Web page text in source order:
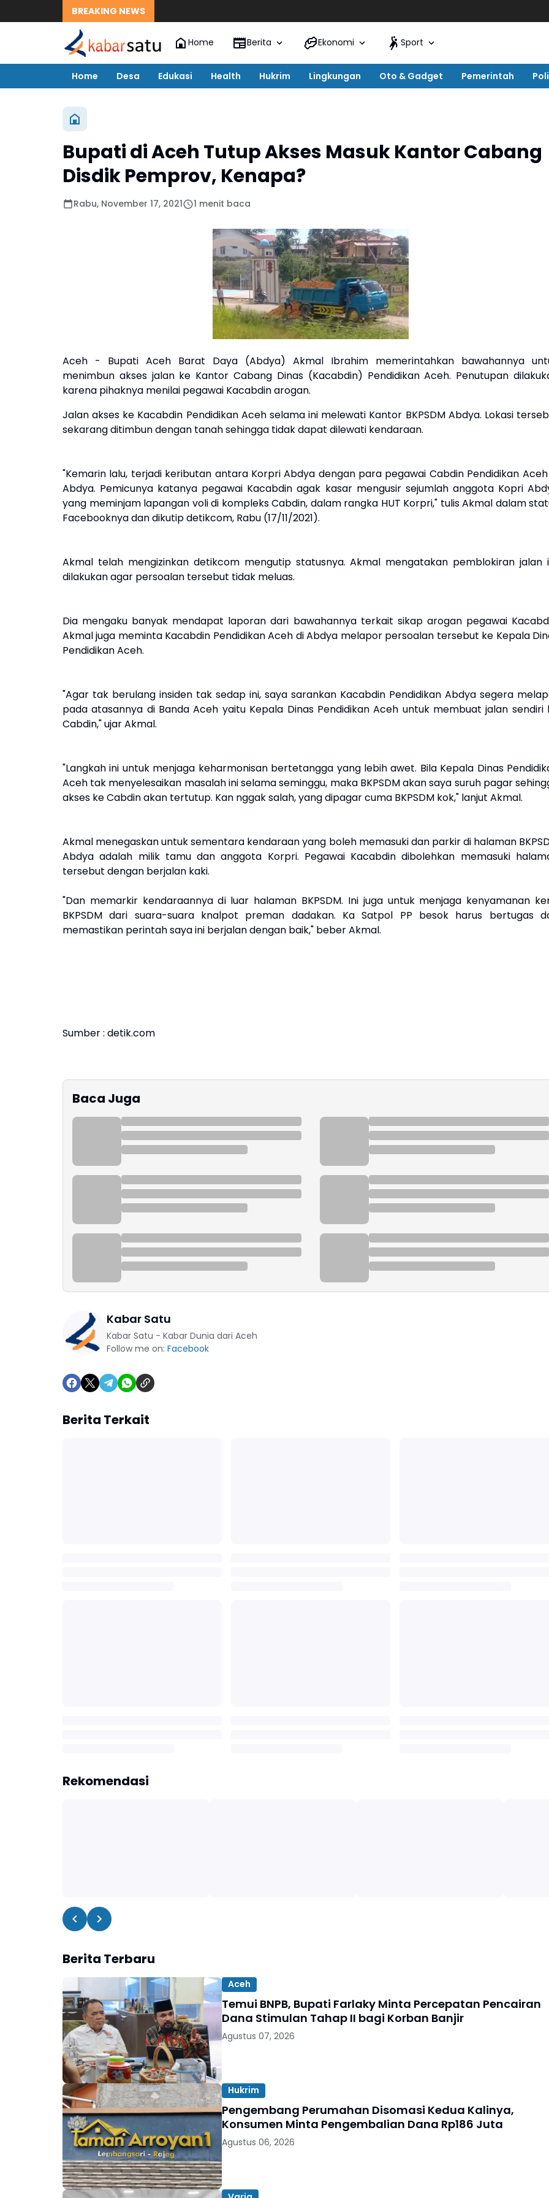
BREAKING NEWS
Home Berita Ekonomi Sport
Home Desa Edukasi Health Hukrim Lingkungan Oto & Gadget Pemerintah
Bupati di Aceh Tutup Akses Masuk Kantor Cabang
Disdik Pemprov, Kenapa?
Rabu, November 17, 2021 1 menit baca
Aceh - Bupati Aceh Barat Daya (Abdya) Akmal Ibrahim memerintahkan bawahannya
menimbun akses jalan ke Kantor Cabang Dinas (Kacabdin) Pendidikan Aceh. Penutupan
karena pihaknya menilai pegawai Kacabdin arogan.
Jalan akses ke Kacabdin Pendidikan Aceh selama ini melewati Kantor BKPSDM Abdya. Lokasi
sekarang ditimbun dengan tanah sehingga tidak dapat dilewati kendaraan.
"Kemarin lalu, terjadi keributan antara Korpri Abdya dengan para pegawai Cabdin Pendidikan
Abdya. Pemicunya katanya pegawai Kacabdin agak kasar mengusir sejumlah anggota Kopri
yang meminjam lapangan voli di kompleks Cabdin, dalam rangka HUT Korpri," tulis Akmal dalam
Facebooknya dan dikutip detikcom, Rabu (17/11/2021).
Akmal telah mengizinkan detikcom mengutip statusnya. Akmal mengatakan pemblokiran jalan
dilakukan agar persoalan tersebut tidak meluas.
Dia mengaku banyak mendapat laporan dari bawahannya terkait sikap arogan pegawai
Akmal juga meminta Kacabdin Pendidikan Aceh di Abdya melapor persoalan tersebut ke Kepala
Pendidikan Aceh.
"Agar tak berulang insiden tak sedap ini, saya sarankan Kacabdin Pendidikan Abdya segera
pada atasannya di Banda Aceh yaitu Kepala Dinas Pendidikan Aceh untuk membuat jalan sendiri
Cabdin," ujar Akmal.
"Langkah ini untuk menjaga keharmonisan bertetangga yang lebih awet. Bila Kepala Dinas
Aceh tak menyelesaikan masalah ini selama seminggu, maka BKPSDM akan saya suruh pagar
akses ke Cabdin akan tertutup. Kan nggak salah, yang dipagar cuma BKPSDM kok," lanjut Akmal.
Akmal menegaskan untuk sementara kendaraan yang boleh memasuki dan parkir di halaman
Abdya adalah milik tamu dan anggota Korpri. Pegawai Kacabdin dibolehkan memasuki
tersebut dengan berjalan kaki.
"Dan memarkir kendaraannya di luar halaman BKPSDM. Ini juga untuk menjaga kenyamanan
BKPSDM dari suara-suara knalpot preman dadakan. Ka Satpol PP besok harus bertugas
memastikan perintah saya ini berjalan dengan baik," beber Akmal.
Sumber : detik.com
Baca Juga
Kabar Satu
Kabar Satu - Kabar Dunia dari Aceh
Follow me on: Facebook
Berita Terkait
Rekomendasi
Berita Terbaru
Aceh
Temui BNPB, Bupati Farlaky Minta Percepatan Pencairan
Dana Stimulan Tahap II bagi Korban Banjir
Agustus 07, 2026
Hukrim
Pengembang Perumahan Disomasi Kedua Kalinya,
Konsumen Minta Pengembalian Dana Rp186 Juta
Agustus 06, 2026